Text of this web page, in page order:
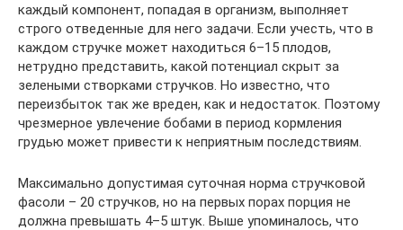
каждый компонент, попадая в организм, выполняет
строго отведенные для него задачи. Если учесть, что в
каждом стручке может находиться 6–15 плодов,
нетрудно представить, какой потенциал скрыт за
зелеными створками стручков. Но известно, что
переизбыток так же вреден, как и недостаток. Поэтому
чрезмерное увлечение бобами в период кормления
грудью может привести к неприятным последствиям.
Максимально допустимая суточная норма стручковой
фасоли – 20 стручков, но на первых порах порция не
должна превышать 4–5 штук. Выше упоминалось, что